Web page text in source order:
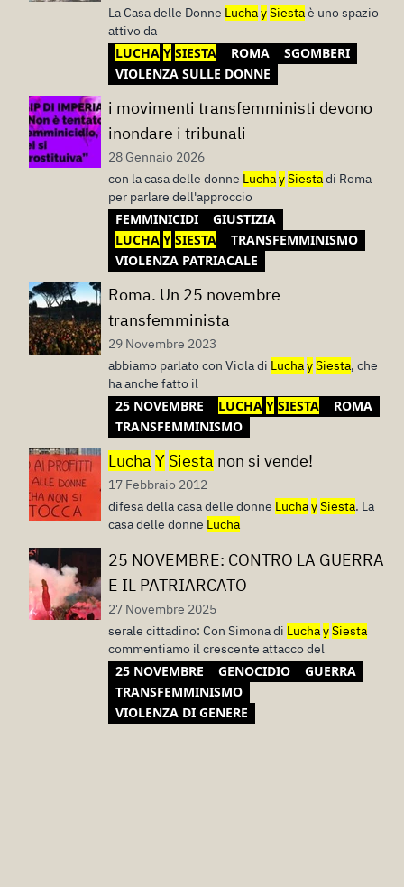
La Casa delle Donne LuchaySiestaè uno spazio
attivo da
LUCHA Y SIESTA ROMA
SGOMBERI
VIOLENZA SULLE DONNE
i movimenti transfemministi devono
inondare i tribunali
28 Gennaio 2026
con la casa delle donne LuchaySiestadi Roma
per parlare dell'approccio
FEMMINICIDI
GIUSTIZIA
LUCHA Y SIESTA
TRANSFEMMINISMO
VIOLENZA PATRIACALE
Roma. Un 25 novembre
transfemminista
29 Novembre 2023
abbiamo parlato con Viola di LuchaySiesta, che
ha anche fatto il
25 NOVEMBRE LUCHA Y SIESTA
ROMA
TRANSFEMMINISMO
LuchaY Siesta non si vende!
17 Febbraio 2012
difesa della casa delle donne LuchaySiesta. La
casa delle donne Lucha
25 NOVEMBRE: CONTRO LA GUERRA
E IL PATRIARCATO
27 Novembre 2025
serale cittadino: Con Simona di LuchaySiesta
commentiamo il crescente attacco del
25 NOVEMBRE GENOCIDIO
GUERRA
TRANSFEMMINISMO
VIOLENZA DI GENERE